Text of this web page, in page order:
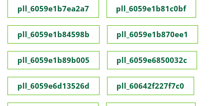
pll_6059e1b7ea2a7 pll_6059e1b81c0bf
pll_6059e1b84598b pll_6059e1b870ee1
pll_6059e1b89b005 pll_6059e6850032c
pll_6059e6d13526d pll_60642f227f7c0